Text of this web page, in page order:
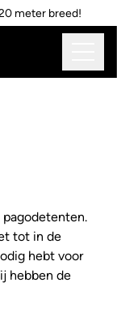
meter breed!
tot in de
hebt voor
hebben de